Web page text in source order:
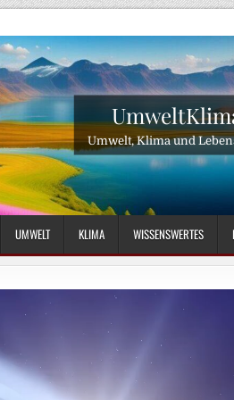
Umwelt, Klima und
UMWELT KLIMA WISSENSWERTES